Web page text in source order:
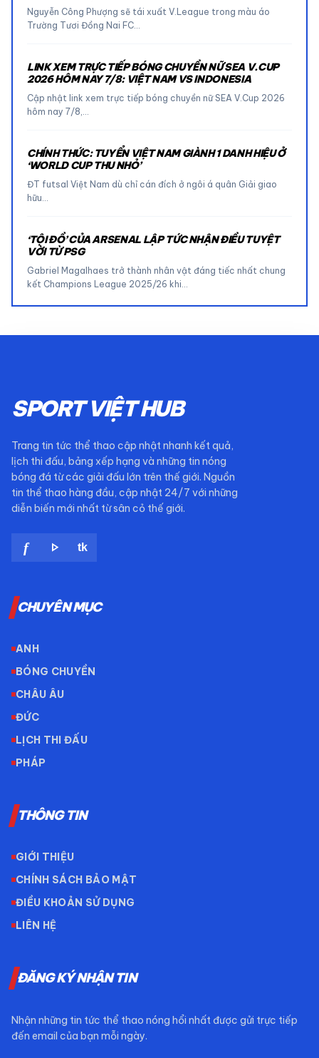
Nguyễn Công Phượng sẽ tái xuất V.League trong màu áo
Trường Tươi Đồng Nai FC…
LINK XEM TRỰC TIẾP BÓNG CHUYỀN NỮ SEA V.CUP
2026 HÔM NAY 7/8: VIỆT NAM VS INDONESIA
Cập nhật link xem trực tiếp bóng chuyền nữ SEA V.Cup 2026
hôm nay 7/8,…
CHÍNH THỨC: TUYỂN VIỆT NAM GIÀNH 1 DANH HIỆU Ở
‘WORLD CUP THU NHỎ’
ĐT futsal Việt Nam dù chỉ cán đích ở ngôi á quân Giải giao
hữu…
‘TỘI ĐỒ’ CỦA ARSENAL LẬP TỨC NHẬN ĐIỀU TUYỆT
VỜI TỪ PSG
Gabriel Magalhaes trở thành nhân vật đáng tiếc nhất chung
kết Champions League 2025/26 khi…
SPORT VIỆT HUB
Trang tin tức thể thao cập nhật nhanh kết quả,
lịch thi đấu, bảng xếp hạng và những tin nóng
bóng đá từ các giải đấu lớn trên thế giới. Nguồn
tin thể thao hàng đầu, cập nhật 24/7 với những
diễn biến mới nhất từ sân cỏ thế giới.
f play_arrow tk
CHUYÊN MỤC
ANH
BÓNG CHUYỀN
CHÂU ÂU
ĐỨC
LỊCH THI ĐẤU
PHÁP
THÔNG TIN
GIỚI THIỆU
CHÍNH SÁCH BẢO MẬT
ĐIỀU KHOẢN SỬ DỤNG
LIÊN HỆ
ĐĂNG KÝ NHẬN TIN
Nhận những tin tức thể thao nóng hổi nhất được gửi trực tiếp
đến email của bạn mỗi ngày.